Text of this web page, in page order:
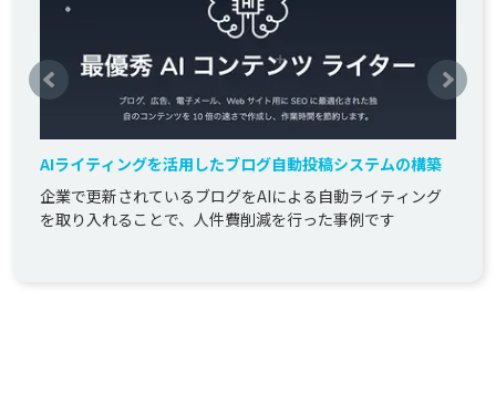
AIライティングを活用したブログ自動投稿システムの構築
企業で更新されているブログをAIによる自動ライティング
を取り入れることで、人件費削減を行った事例です